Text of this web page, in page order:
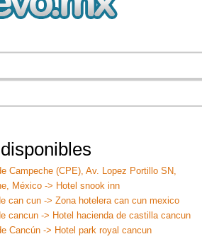
Campeche (CPE), Av. Lopez Portillo SN,
México -> Hotel snook inn
can cun -> Zona hotelera can cun mexico
cancun -> Hotel hacienda de castilla cancun
Cancún -> Hotel park royal cancun